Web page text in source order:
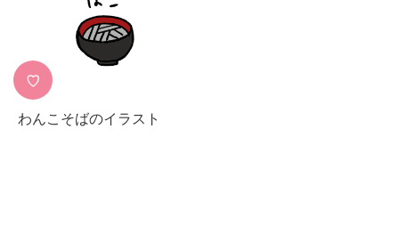
♡
わんこそばのイラスト